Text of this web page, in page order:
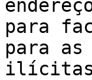
para
para
ilícitas